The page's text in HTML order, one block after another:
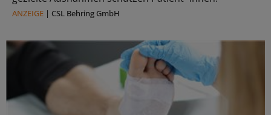
ANZEIGE | CSL Behring GmbH